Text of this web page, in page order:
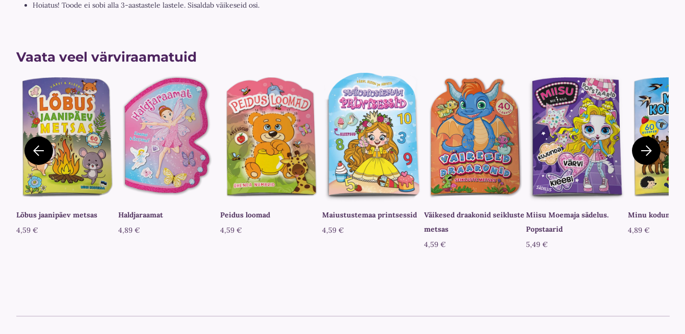
Hoiatus! Toode ei sobi alla 3-aastastele lastele. Sisaldab väikeseid osi.
Vaata veel värviraamatuid
Lõbus jaanipäev metsas
4,59 €
Haldjaraamat
4,89 €
Peidus loomad
4,59 €
Maiustustemaa printsessid
4,59 €
Väikesed draakonid seikluste
metsas
4,59 €
Miisu Moemaja sädelus.
Popstaarid
5,49 €
Minu kodumaa
4,89 €